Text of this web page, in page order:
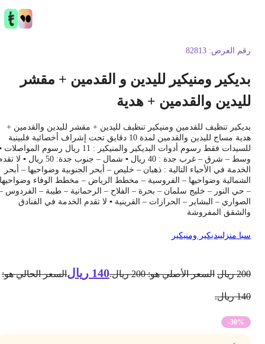
العرض: 82813
ومنيكير لليدين و القدمين + مقشر
والقدمين + هدية
تنظيف للقدمين ومنيكير تنظيف لليدين + مقشر لليدين والقدمين +
هدية مساج لليدين والقدمين لمدة 10 دقايق تحت إشراف أخصائية فلبينية
للسيدات فقط رسوم أدوات البديكير والمنيكير : 11 ريال رسوم المواصلات ▪️
وسط – شرق – غرب جدة : 40 ريال ▪️ شمال – جنوب جدة: 50 ريال ▪️ لا تقدم
في الأحياء التالية : ذهبان – خليص – أبحر الجنوبية وضواحيها – أبحر
وضواحيها – الفروسية – مخطط الرياض – مخطط الوفاء وضواحيها
حي النور – خليج سلمان – بحرة – الفلاح – الرحمانية – طيبة – الفردوس –
– البشاير – الحرازات – القرينية ▪ لا تقدم الخدمة في الفنادق
المفروشة
منزلي بديكير ومنيكير
ريال السعر الأصلي هو: 200 ريال. 140 ريال السعر الحالي هو:
-30%